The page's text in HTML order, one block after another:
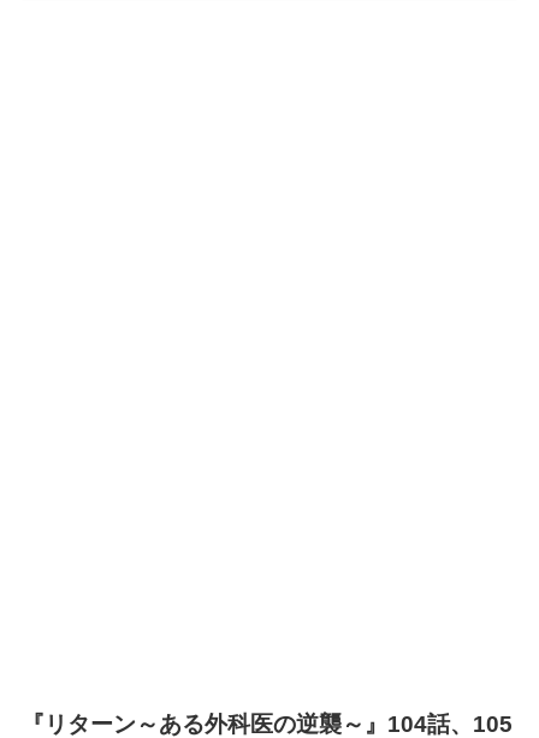
『リターン～ある外科医の逆襲～』104話、105